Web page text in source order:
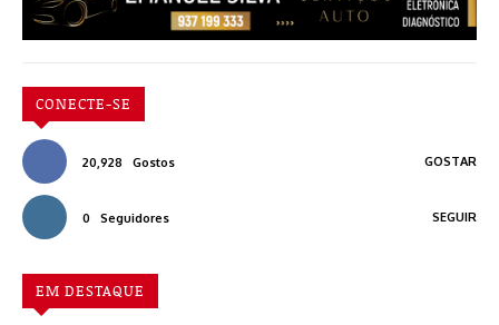
CONECTE-SE
20,928 Gostos GOSTAR
0 Seguidores SEGUIR
EM DESTAQUE